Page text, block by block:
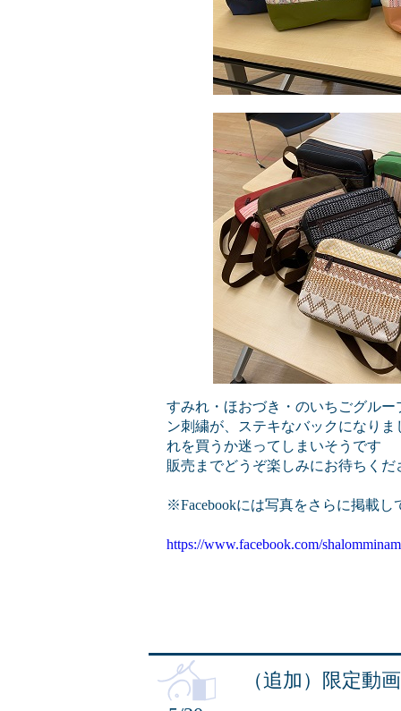
すみれ・ほおづき・のいちごグル
ン刺繍が、ステキなバックになり
れを買うか迷ってしまいそうです
販売までどうぞ楽しみにお待ちくだ
※Facebookには写真をさらに掲載し
https://www.facebook.com/
（追加）限定動